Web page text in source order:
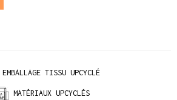
EMBALLAGE TISSU UPCYCLÉ
MATÉRIAUX UPCYCLÉS